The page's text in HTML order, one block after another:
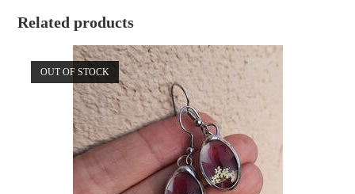
Related products
OUT OF STOCK